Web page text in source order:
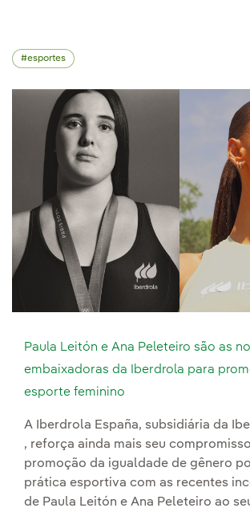
esportes
Paula Leitón e Ana Peleteiro são as
embaixadoras da Iberdrola para
esporte feminino
A Iberdrola España, subsidiária da
, reforça ainda mais seu
promoção da igualdade de gênero
prática esportiva com as recentes
de Paula Leitón e Ana Peleteiro ao